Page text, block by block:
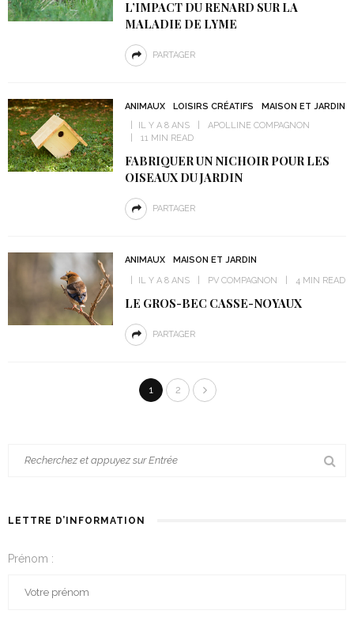
L’IMPACT DU RENARD SUR LA
MALADIE DE LYME
PARTAGER
ANIMAUX LOISIRS CRÉATIFS
MAISON ET JARDIN
IL Y A 8 ANS
APOLLINE COMPAGNON
11 MIN READ
FABRIQUER UN NICHOIR POUR LES
OISEAUX DU JARDIN
PARTAGER
ANIMAUX
MAISON ET JARDIN
IL Y A 8 ANS
PV COMPAGNON 4 MIN READ
LE GROS-BEC CASSE-NOYAUX
PARTAGER
1 2
LETTRE D’INFORMATION
Prénom :